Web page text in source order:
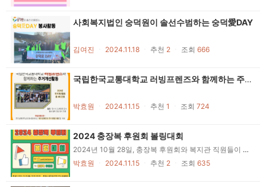
사회복지법인 숭덕원이 솔선수범하는 숭덕愛DAY
김여진 2024.11.18 추천 2 조회 666
국립한국교통대학교 러빙프렌즈와 함께하는 주거개선활동
박효원 2024.11.15 추천 1 조회 724
2024 충장복 후원회 볼링대회
2024년 10월 28일, 충장복 후원회와 복지관 직원들이 함께하는 볼링대회를 진행했습니다. 웃음과 열정이 가득했던 이번 대회는 서로 친목을 다지며 관계를 더욱 돈독히 하는 뜻깊은 시간이 되었습니다. 앞으로도 충장복 후원회와 함께하는 다양한 활동을 통해 따뜻한 지역사회를 만들어 나가겠습니다! 참여자분들의 후기! A참여자: 활기찬 분위기 속에서 자연스럽게 이야기를 나눌 수 있어 좋았습니다. 직원분들과 함께 시간을 보내며 유대감을 쌓을 수 있었던 것 같아요. 부담 없이 편안하게 교류할 수 있는 자리를 마련해 주셔서 감사합니다! B참여자: 행사가 진행된 시간도 장소도 모두 좋았습니다. 앞으로도 이렇게 잘 준비된 행사가 많아지길 바랍니다! C참여자: 서로 응원하고 웃으며 친밀감을 쌓을 수 있었던 소중한 시간이었어요. 다음에도 이런 자리가 마련된다면 꼭 다시 참여하고 싶습니다! 이번 충장복 후원회 볼링대회에 적극적으로 참여해주신 후원회원분들과 복지관 직원분들께 깊은 감사의 인사를 드립니다. 앞으로도 다양한 활동을 통해 따뜻한 나눔과 소통을 이어가며, 우리 지역 사회에 긍정적인 변화를 만들어 나가겠습니다. 앞으로도 지속적인 관심과 참여부탁드립니다.
박효원
2024.11.15 추천 2 조회 635